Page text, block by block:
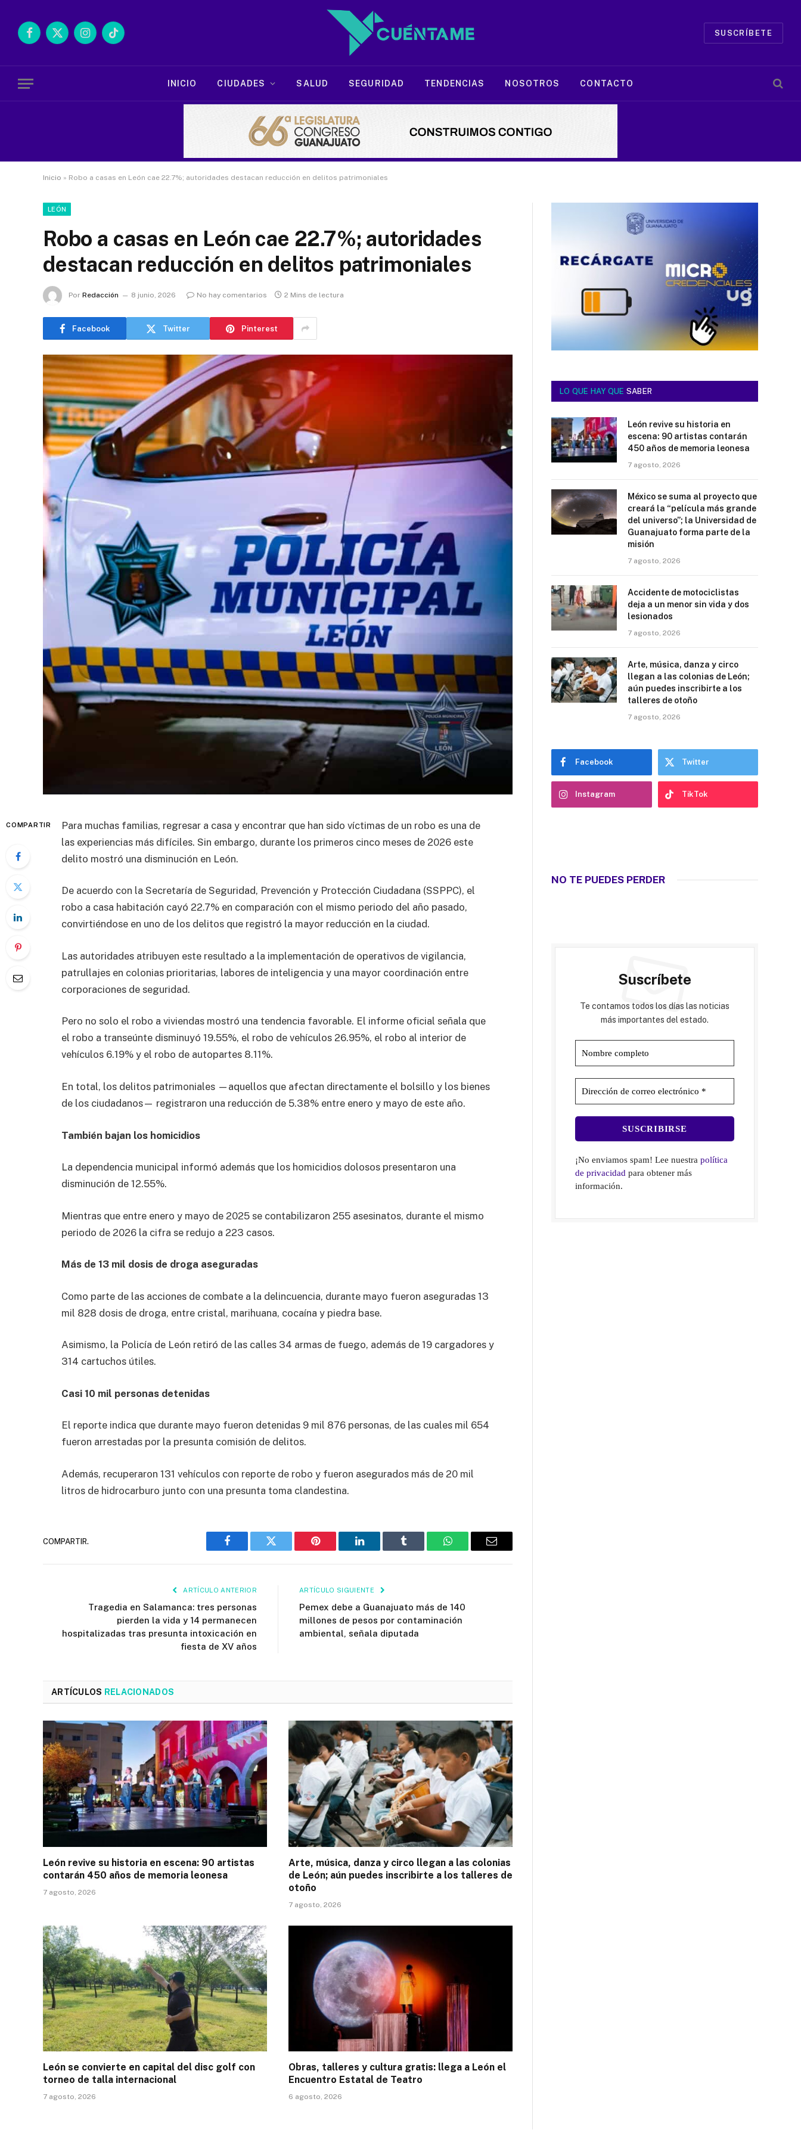
Facebook
X
InstagramTikTok
SUSCRÍBETE
INICIO CIUDADES SALUD SEGURIDAD TENDENCIAS NOSOTROS CONTACTO
Inicio » Robo a casas en León cae 22.7%; autoridades destacan reducción en delitos patrimoniales
LEÓN
Robo a casas en León cae 22.7%; autoridades
destacan reducción en delitos patrimoniales
Por Redacción 8 junio, 2026 No hay comentarios 2 Mins de lectura
Facebook Twitter Pinterest
COMPARTIR
Para muchas familias, regresar a casa y encontrar que han sido víctimas de un robo es una de
las experiencias más difíciles. Sin embargo, durante los primeros cinco meses de 2026 este
delito mostró una disminución en León.
De acuerdo con la Secretaría de Seguridad, Prevención y Protección Ciudadana (SSPPC), el
robo a casa habitación cayó 22.7% en comparación con el mismo periodo del año pasado,
convirtiéndose en uno de los delitos que registró la mayor reducción en la ciudad.
Las autoridades atribuyen este resultado a la implementación de operativos de vigilancia,
patrullajes en colonias prioritarias, labores de inteligencia y una mayor coordinación entre
corporaciones de seguridad.
Pero no solo el robo a viviendas mostró una tendencia favorable. El informe oficial señala que
el robo a transeúnte disminuyó 19.55%, el robo de vehículos 26.95%, el robo al interior de
vehículos 6.19% y el robo de autopartes 8.11%.
En total, los delitos patrimoniales —aquellos que afectan directamente el bolsillo y los bienes
de los ciudadanos— registraron una reducción de 5.38% entre enero y mayo de este año.
También bajan los homicidios
La dependencia municipal informó además que los homicidios dolosos presentaron una
disminución de 12.55%.
Mientras que entre enero y mayo de 2025 se contabilizaron 255 asesinatos, durante el mismo
periodo de 2026 la cifra se redujo a 223 casos.
Más de 13 mil dosis de droga aseguradas
Como parte de las acciones de combate a la delincuencia, durante mayo fueron aseguradas 13
mil 828 dosis de droga, entre cristal, marihuana, cocaína y piedra base.
Asimismo, la Policía de León retiró de las calles 34 armas de fuego, además de 19 cargadores y
314 cartuchos útiles.
Casi 10 mil personas detenidas
El reporte indica que durante mayo fueron detenidas 9 mil 876 personas, de las cuales mil 654
fueron arrestadas por la presunta comisión de delitos.
Además, recuperaron 131 vehículos con reporte de robo y fueron asegurados más de 20 mil
litros de hidrocarburo junto con una presunta toma clandestina.
COMPARTIR.
Facebook Twitter Pinterest LinkedIn Tumblr WhatsAppEmail
ARTÍCULO ANTERIOR
Tragedia en Salamanca: tres personas
pierden la vida y 14 permanecen
hospitalizadas tras presunta intoxicación en
fiesta de XV años
ARTÍCULO SIGUIENTE
Pemex debe a Guanajuato más de 140
millones de pesos por contaminación
ambiental, señala diputada
ARTÍCULOS RELACIONADOS
León revive su historia en escena: 90 artistas
contarán 450 años de memoria leonesa
7 agosto, 2026
Arte, música, danza y circo llegan a las colonias
de León; aún puedes inscribirte a los talleres de
otoño
7 agosto, 2026
León se convierte en capital del disc golf con
torneo de talla internacional
7 agosto, 2026
Obras, talleres y cultura gratis: llega a León el
Encuentro Estatal de Teatro
6 agosto, 2026
LO QUE HAY QUE SABER
León revive su historia en
escena: 90 artistas contarán
450 años de memoria leonesa
7 agosto, 2026
México se suma al proyecto que
creará la “película más grande
del universo”; la Universidad de
Guanajuato forma parte de la
misión
7 agosto, 2026
Accidente de motociclistas
deja a un menor sin vida y dos
lesionados
7 agosto, 2026
Arte, música, danza y circo
llegan a las colonias de León;
aún puedes inscribirte a los
talleres de otoño
7 agosto, 2026
Facebook Twitter
Instagram TikTok
NO TE PUEDES PERDER
Suscríbete
Te contamos todos los días las noticias
más importantes del estado.
¡No enviamos spam! Lee nuestrapolítica
de privacidad para obtener más
información.